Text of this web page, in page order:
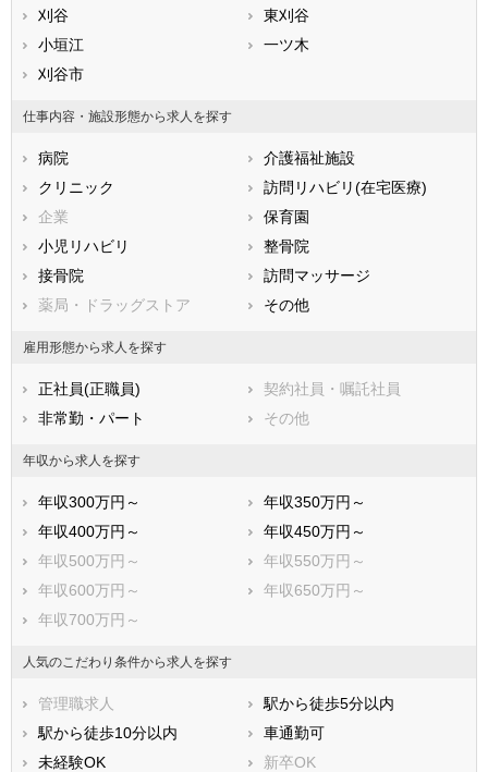
静岡県
滋賀県
兵庫県
香川県
高知県
福岡県
長崎県
熊本県
鹿児島県
刈谷
東刈谷
小垣江
一ツ木
刈谷市
仕事内容・施設形態から求人を探す
病院
介護福祉施設
クリニック
訪問リハビリ(在宅医療)
企業
保育園
小児リハビリ
整骨院
接骨院
訪問マッサージ
薬局・ドラッグストア
その他
雇用形態から求人を探す
正社員(正職員)
契約社員・嘱託社員
非常勤・パート
その他
年収から求人を探す
年収300万円～
年収350万円～
年収400万円～
年収450万円～
年収500万円～
年収550万円～
年収600万円～
年収650万円～
年収700万円～
人気のこだわり条件から求人を探す
管理職求人
駅から徒歩5分以内
駅から徒歩10分以内
車通勤可
未経験OK
新卒OK